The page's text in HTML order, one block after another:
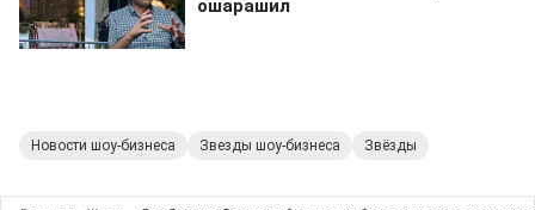
Новости шоу-бизнеса Звезды шоу-бизнеса Звёзды